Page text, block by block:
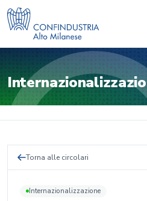
Torna alle circolari
Internazionalizzazione